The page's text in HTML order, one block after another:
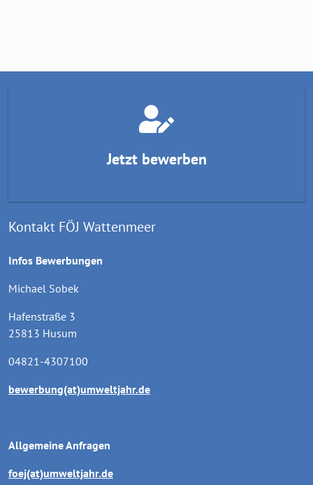
Jetzt bewerben
Kontakt FÖJ Wattenmeer
Infos Bewerbungen
Michael Sobek
Hafenstraße 3
25813 Husum
04821-4307100
bewerbung(at)umweltjahr.de
Allgemeine Anfragen
foej(at)umweltjahr.de